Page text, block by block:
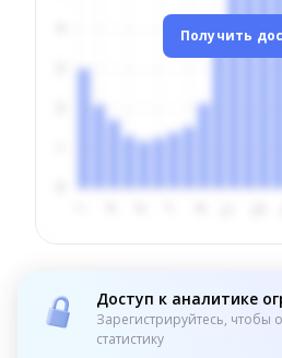
Получить
Доступ к аналитике
Зарегистрируйтесь, чтобы
статистику